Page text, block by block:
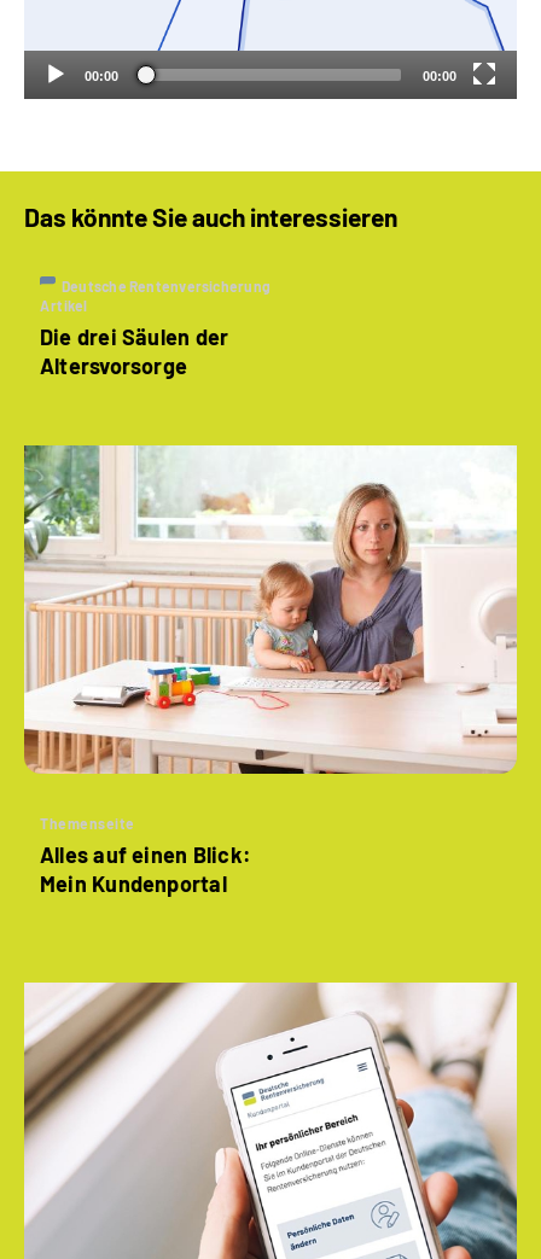
00:00 00:00
Das könnte Sie auch interessieren
Deutsche Rentenversicherung
Artikel
Die drei Säulen der
Altersvorsorge
Themenseite
Alles auf einen Blick:
Mein Kundenportal